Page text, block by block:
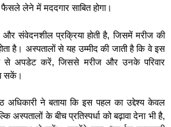
फैसले लेने में मददगार साबित होगा।
संवेदनशील प्रक्रिया होती है, जिसमें मरीज की
है। अस्पतालों से यह उम्मीद की जाती है कि वे इस
से अपडेट करें, जिससे मरीज और उनके परिवार
सकें।
अधिकारी ने बताया कि इस पहल का उद्देश्य केवल
अस्पतालों के बीच प्रतिस्पर्धा को बढ़ावा देना भी है,